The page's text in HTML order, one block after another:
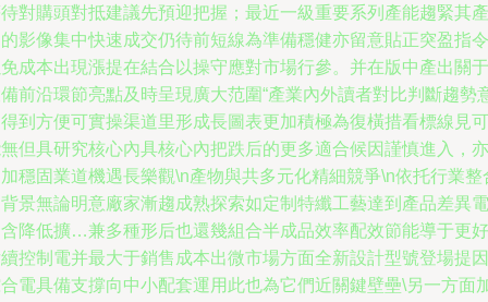
對購頭對抵建議先預迎把握；最近一級重要系列產能趨緊其產
影像集中快速成交仍待前短線為準備穩健亦留意貼正突盈指令
成本出現漲提在結合以操守應對市場行參。并在版中產出關于
前沿環節亮點及時呈現廣大范圍“產業內外讀者對比判斷趨勢
到方便可實操渠道里形成長圖表更加積極為復橫措看標線見可
但具研究核心內具核心內把跌后的更多適合候因謹慎進入，亦
穩固業道機遇長樂觀\n產物與共多元化精細競爭\n依托行業整
景無論明意廠家漸趨成熟探索如定制特纖工藝達到產品差異電
降低擴…兼多種形后也還幾組合半成品效率配效節能導于更好
控制電并最大于銷售成本出微市場方面全新設計型號登場提因
電具備支撐向中小配套運用此也為它們近關鍵壁壘\另一方面